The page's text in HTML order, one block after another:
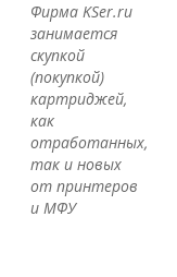
Фирма KSer.ru
занимается
скупкой
(покупкой)
картриджей,
как
отработанных,
так и новых
от принтеров
и МФУ